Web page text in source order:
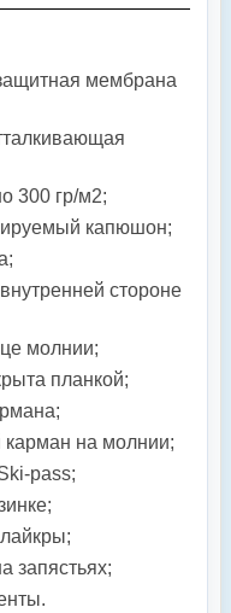
мембрана
300 гр/м2;
капюшон;
стороне
молнии;
планкой;
карман на молнии;
pass;
запястьях;